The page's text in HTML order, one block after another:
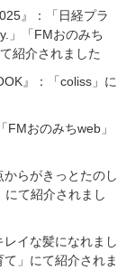
』：「日経プラ
」「FMおのみち
紹介されました
』：「coliss」に
FMおのみちweb」
からがきっとたのし
にて紹介されまし
レイな髪になれまし
」にて紹介されま